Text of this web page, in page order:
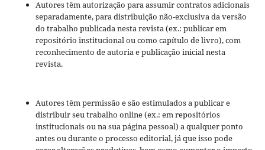
Autores têm autorização para assumir contratos adicionais
separadamente, para distribuição não-exclusiva da versão
do trabalho publicada nesta revista (ex.: publicar em
repositório institucional ou como capítulo de livro), com
reconhecimento de autoria e publicação inicial nesta
revista.
Autores têm permissão e são estimulados a publicar e
distribuir seu trabalho online (ex.: em repositórios
institucionais ou na sua página pessoal) a qualquer ponto
antes ou durante o processo editorial, já que isso pode